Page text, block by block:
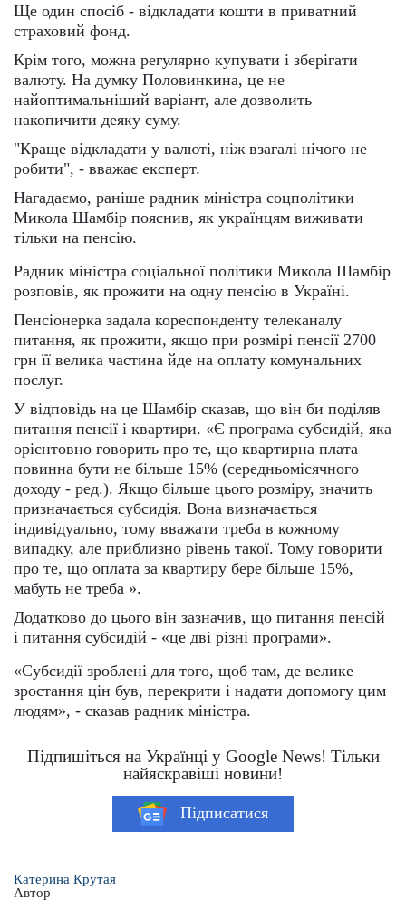
Ще один спосіб - відкладати кошти в приватний
страховий фонд.
Крім того, можна регулярно купувати і зберігати
валюту. На думку Половинкина, це не
найоптимальніший варіант, але дозволить
накопичити деяку суму.
"Краще відкладати у валюті, ніж взагалі нічого не
робити", - вважає експерт.
Нагадаємо, раніше радник міністра соцполітики
Микола Шамбір пояснив, як українцям виживати
тільки на пенсію.
Радник міністра соціальної політики Микола Шамбір
розповів, як прожити на одну пенсію в Україні.
Пенсіонерка задала кореспонденту телеканалу
питання, як прожити, якщо при розмірі пенсії 2700
грн її велика частина йде на оплату комунальних
послуг.
У відповідь на це Шамбір сказав, що він би поділяв
питання пенсії і квартири. «Є програма субсидій, яка
орієнтовно говорить про те, що квартирна плата
повинна бути не більше 15% (середньомісячного
доходу - ред.). Якщо більше цього розміру, значить
призначається субсидія. Вона визначається
індивідуально, тому вважати треба в кожному
випадку, але приблизно рівень такої. Тому говорити
про те, що оплата за квартиру бере більше 15%,
мабуть не треба ».
Додатково до цього він зазначив, що питання пенсій
і питання субсидій - «це дві різні програми».
«Субсидії зроблені для того, щоб там, де велике
зростання цін був, перекрити і надати допомогу цим
людям», - сказав радник міністра.
Підпишіться на Українці у Google News! Тільки
найяскравіші новини!
Підписатися
Катерина Крутая
Автор